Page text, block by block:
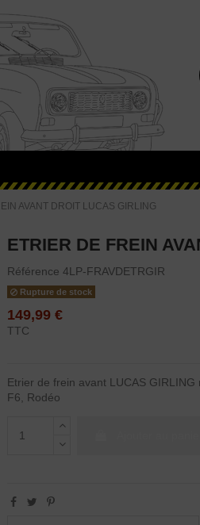
AVANT DROIT LUCAS GIRLING
ETRIER DE FREIN
Référence 4LP-FRAVDETRGIR
Rupture de stock
149,99 €
TTC
Etrier de frein avant LUCAS
F6, Rodéo